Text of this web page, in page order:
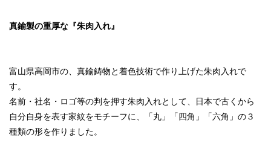
真鍮製の重厚な『朱肉入れ』
富山県高岡市の、真鍮鋳物と着色技術で作り上げた朱肉入れで
す。
名前・社名・ロゴ等の判を押す朱肉入れとして、日本で古くから
自分自身を表す家紋をモチーフに、「丸」「四角」「六角」の３
種類の形を作りました。